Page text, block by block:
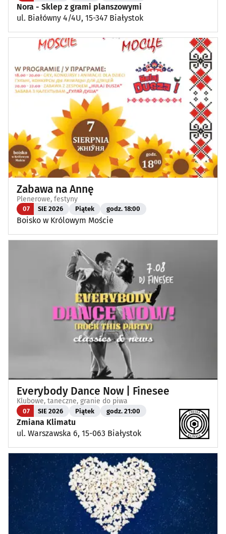
Nora - Sklep z grami planszowymi
ul. Białówny 4/4U, 15-347 Białystok
Zabawa na Annę
Plenerowe, festyny
07 SIE 2026 Piątek godz. 18:00
Boisko w Królowym Moście
Everybody Dance Now | Finesee
Klubowe, taneczne, granie do piwa
07 SIE 2026 Piątek godz. 21:00
Zmiana Klimatu
ul. Warszawska 6, 15-063 Białystok